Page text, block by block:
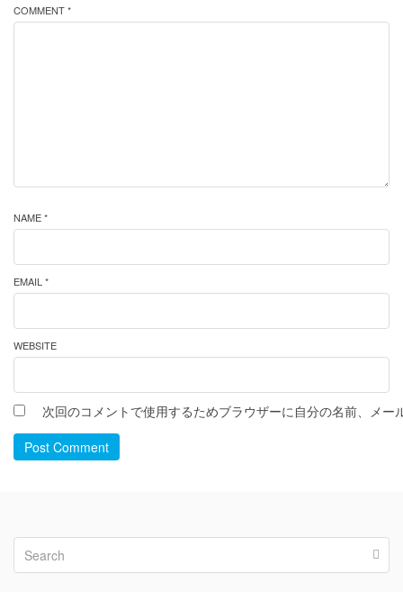
COMMENT *
NAME *
EMAIL *
WEBSITE
次回のコメントで使用するためブラウザーに自分の名前、メー
Post Comment